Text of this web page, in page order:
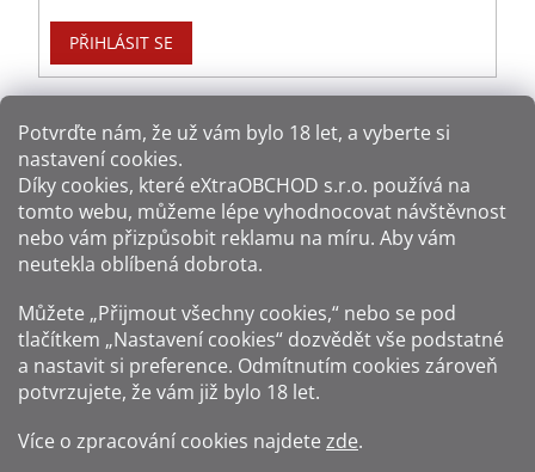
Potvrďte nám​​, že už vám bylo 18 let, a vyberte si
nastavení cookies.
Díky cookies, které eXtraOBCHOD s.r.o. používá na
tomto webu, můžeme lépe vyhodnocovat návštěvnost
nebo vám přizpůsobit reklamu na míru. Aby vám
neutekla oblíbená dobrota.
Můžete „Přijmout všechny cookies,“ nebo se pod
tlačítkem „Nastavení cookies“ dozvědět vše podstatné
a nastavit si preference. Odmítnutím cookies zároveň
potvrzujete, že vám již bylo 18 let.
Více o zpracování cookies najdete zde.
PŘIHLÁSIT SE
Způsoby dopravy:
Zákaz prodeje alkoholu osobám mladším 18 let.